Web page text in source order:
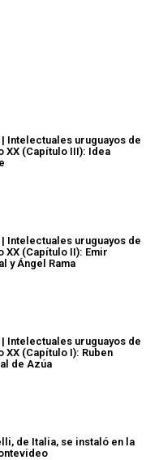
Intelectuales uruguayos de
XX (Capítulo III): Idea
Intelectuales uruguayos de
(Capítulo II): Emir
y Ángel Rama
Intelectuales uruguayos de
(Capítulo I): Ruben
de Azúa
de Italia, se instaló en la